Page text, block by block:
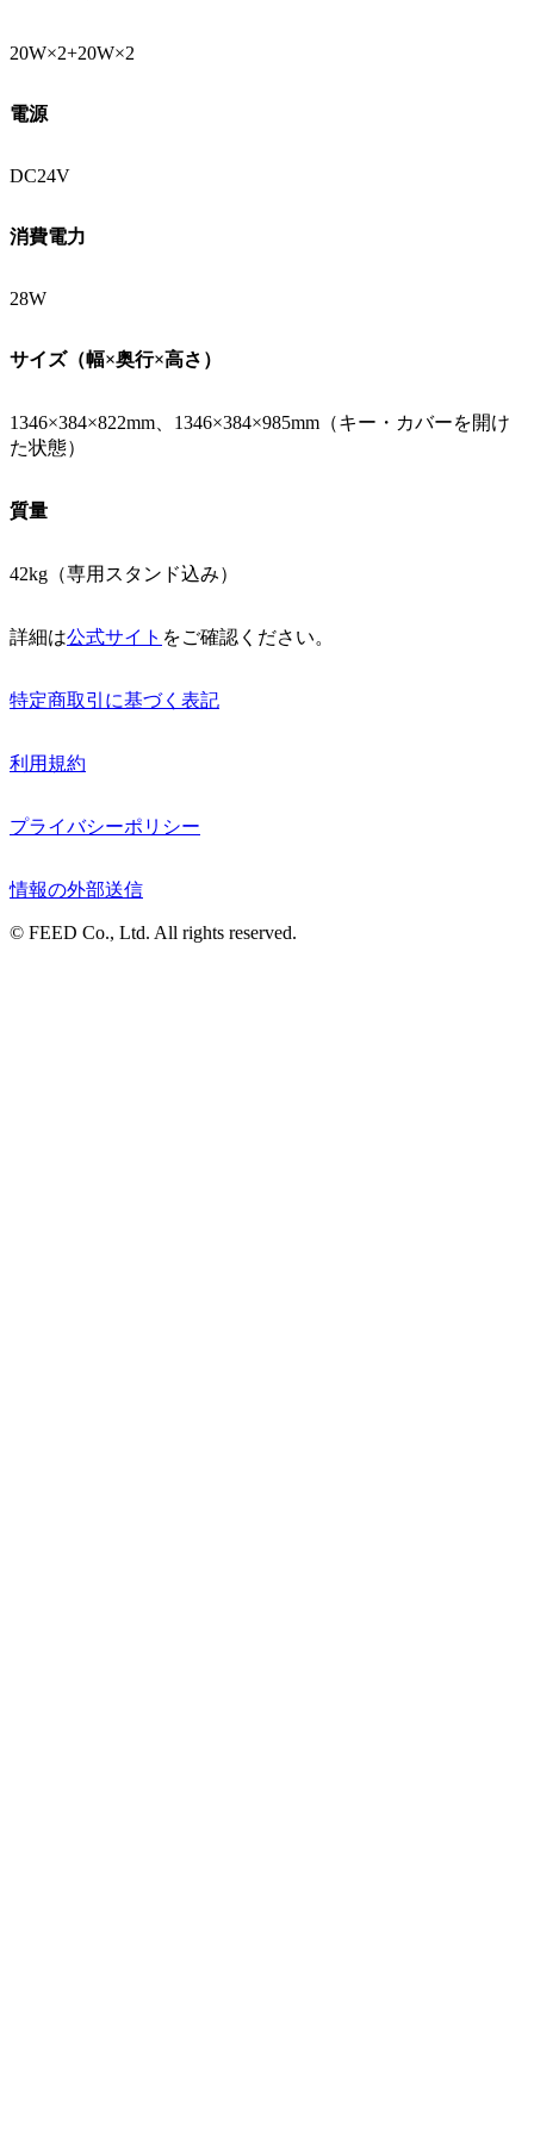
20W×2+20W×2
電源
DC24V
消費電力
28W
サイズ（幅×奥行×高さ）
1346×384×822mm、1346×384×985mm（キー・カバーを開け
た状態）
質量
42kg（専用スタンド込み）
詳細は公式サイト をご確認ください。
特定商取引に基づく表記
利用規約
プライバシーポリシー
情報の外部送信
© FEED Co., Ltd. All rights reserved.